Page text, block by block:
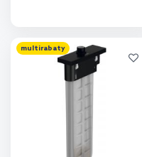
Dodaj do
porównania
multirabaty